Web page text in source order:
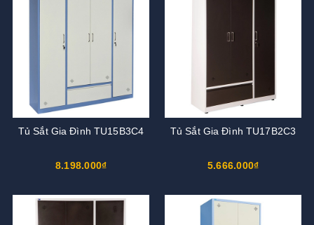
Tủ Sắt Gia Đình TU15B3C4
8.198.000₫
Tủ Sắt Gia Đình TU17B2C3
5.666.000₫